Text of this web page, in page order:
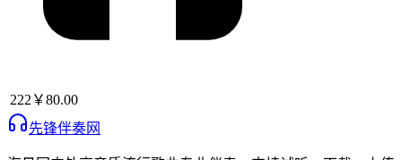
222 ￥80.00
先锋伴奏网